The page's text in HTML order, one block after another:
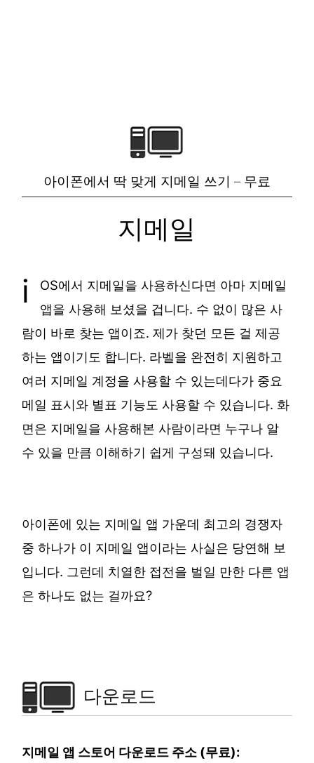
아이폰에서 딱 맞게 지메일 쓰기 – 무료
지메일
i
OS에서 지메일을 사용하신다면 아마 지메일
앱을 사용해 보셨을 겁니다. 수 없이 많은 사
람이 바로 찾는 앱이죠. 제가 찾던 모든 걸 제공
하는 앱이기도 합니다. 라벨을 완전히 지원하고
여러 지메일 계정을 사용할 수 있는데다가 중요
메일 표시와 별표 기능도 사용할 수 있습니다. 화
면은 지메일을 사용해본 사람이라면 누구나 알
수 있을 만큼 이해하기 쉽게 구성돼 있습니다.
아이폰에 있는 지메일 앱 가운데 최고의 경쟁자
중 하나가 이 지메일 앱이라는 사실은 당연해 보
입니다. 그런데 치열한 접전을 벌일 만한 다른 앱
은 하나도 없는 걸까요?
다운로드
지메일 앱 스토어 다운로드 주소 (무료):